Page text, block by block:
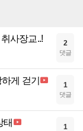
사장교..! 2
댓글
게 걷기 1
댓글
태 1